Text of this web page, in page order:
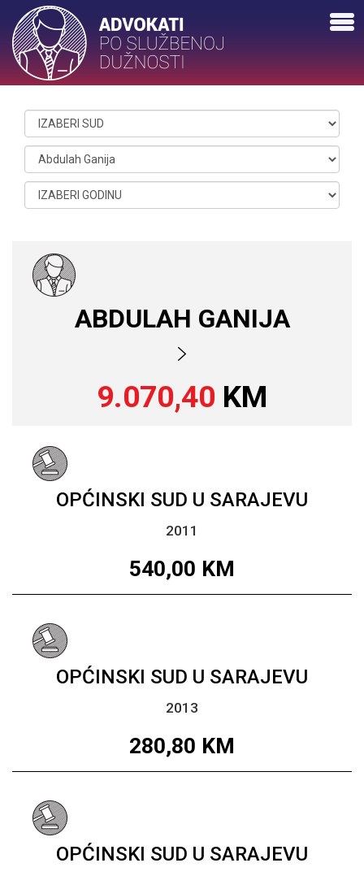
ABDULAH GANIJA
9.070,40 KM
OPĆINSKI SUD U SARAJEVU
2011
540,00 KM
OPĆINSKI SUD U SARAJEVU
2013
280,80 KM
OPĆINSKI SUD U SARAJEVU